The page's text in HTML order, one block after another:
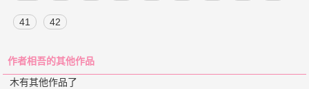
41 42
作者相吾的其他作品
木有其他作品了